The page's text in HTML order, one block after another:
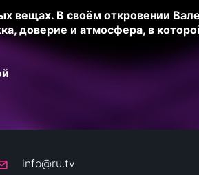
вещах. В своём откровении
доверие и атмосфера, в
info@ru.tv